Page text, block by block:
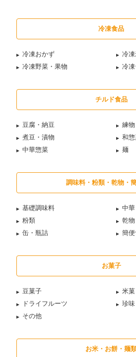
冷凍食品
冷凍おかず
冷
冷凍野菜・果物
冷
チルド食品
豆腐・納豆
練物
煮豆・漬物
和
中華惣菜
麺
調味料・粉類・乾物・
基礎調味料
中
粉類
乾物
缶・瓶詰
簡
お菓子
豆菓子
米菓
ドライフルーツ
珍味
その他
お米・お餅・麺